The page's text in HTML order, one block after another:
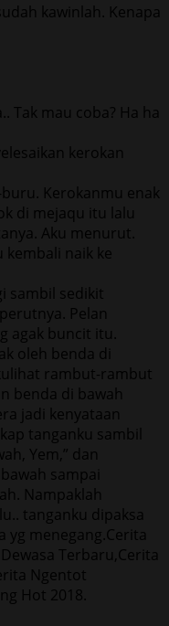
kawinlah. Kenapa
Tak mau coba? Ha ha
kerokan
Kerokanmu enak
di mejaqu itu lalu
Aku menurut.
kembali naik ke
sambil sedikit
Pelan
agak buncit itu.
oleh benda di
rambut-rambut
benda di bawah
jadi kenyataan
tanganku sambil
Yem,” dan
sampai
Nampaklah
tanganku dipaksa
yg menegang.Cerita
Terbaru,Cerita
Ngentot
Hot 2018.